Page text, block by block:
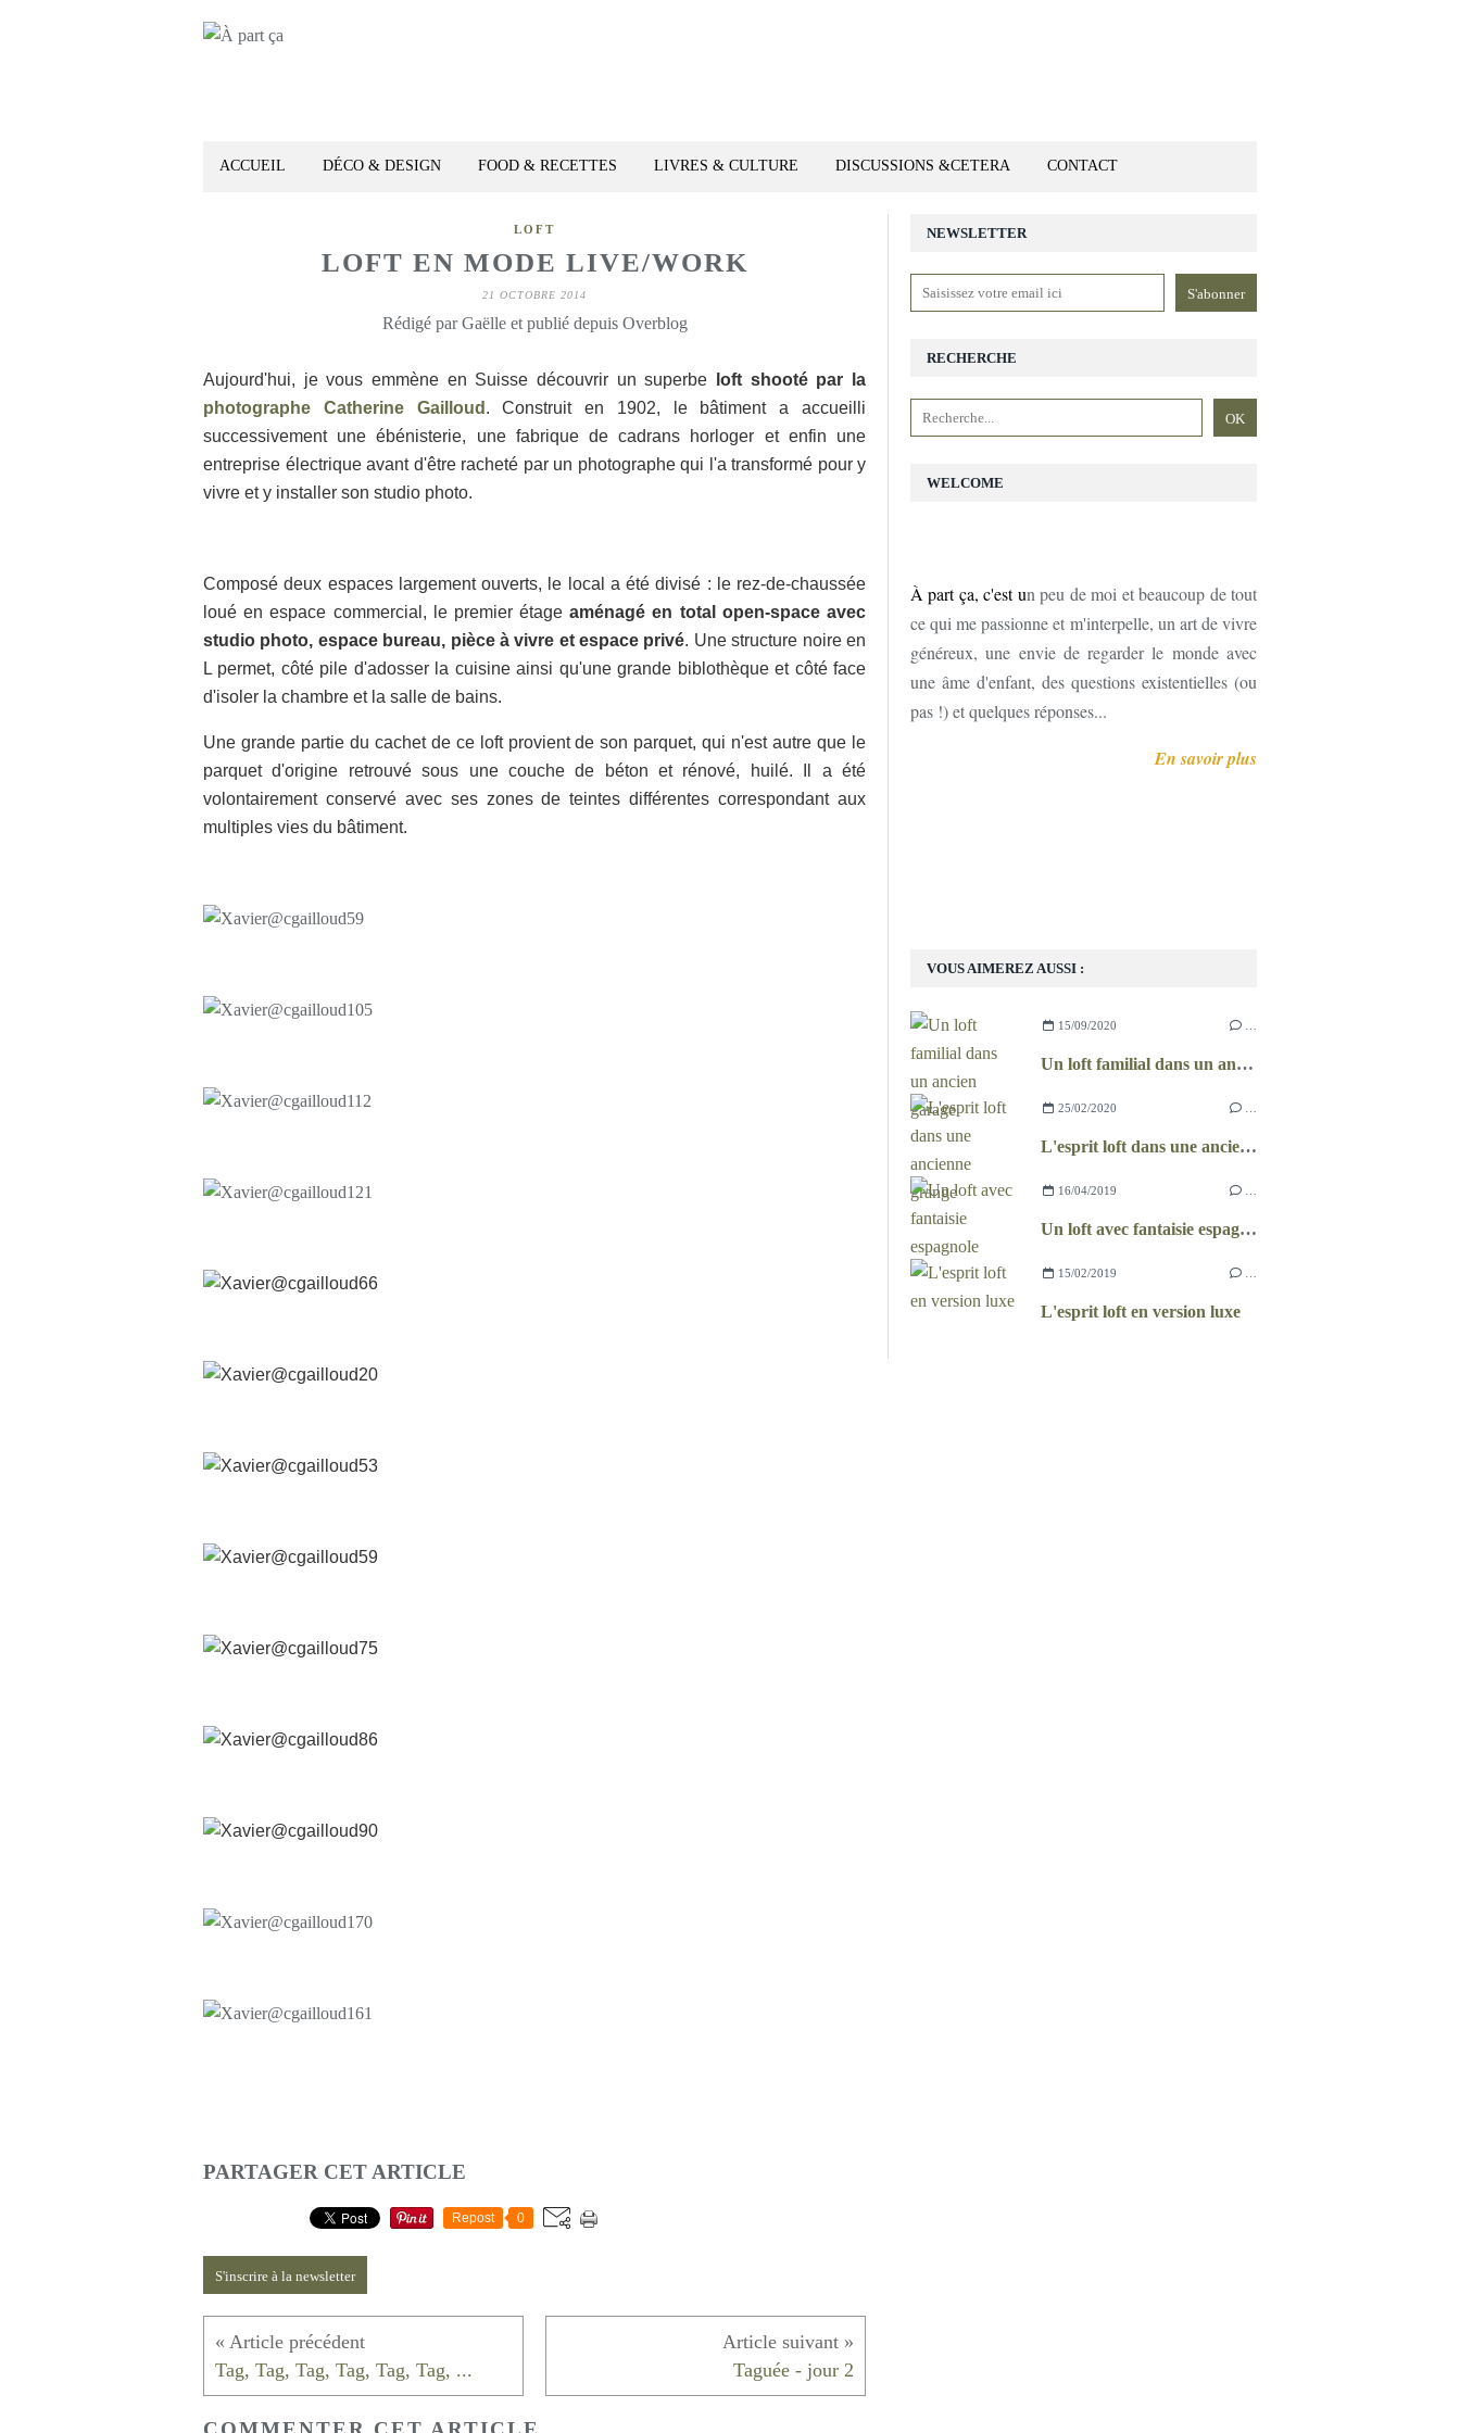
ACCUEIL DÉCO & DESIGN FOOD & RECETTES LIVRES & CULTURE DISCUSSIONS &CETERA CONTACT
LOFT
LOFT EN MODE LIVE/WORK
21 OCTOBRE 2014
Rédigé par Gaëlle et publié depuis Overblog
Aujourd'hui, je vous emmène en Suisse découvrir un superbe
loft shooté par la
photographe Catherine Gailloud . Construit en 1902, le bâtiment a accueilli
successivement une ébénisterie, une fabrique de cadrans horloger et enfin une
entreprise électrique avant d'être racheté par un photographe qui l'a transformé pour y
vivre et y installer son studio photo.
Composé deux espaces largement ouverts, le local a été divisé : le rez-de-chaussée
loué en espace commercial, le premier étageaménagé en total open-space avec
studio photo, espace bureau, pièce à vivre et espace privé. Une structure noire en
L permet, côté pile d'adosser la cuisine ainsi qu'une grande biblothèque et côté face
d'isoler la chambre et la salle de bains.
Une grande partie du cachet de ce loft provient de son parquet, qui n'est autre que le
parquet d'origine retrouvé sous une couche de béton et rénové, huilé. Il a été
volontairement conservé avec ses zones de teintes différentes correspondant aux
multiples vies du bâtiment.
PARTAGER CET ARTICLE
Repost 0
S'inscrire à la newsletter
Tag, Tag, Tag, Tag, Tag, Tag, ... Taguée - jour 2
NEWSLETTER
RECHERCHE
VOUS AIMEREZ AUSSI :
15/09/2020
Un loft familial dans un ancien garage
25/02/2020
L'esprit loft dans une ancienne grange
16/04/2019
Un loft avec fantaisie espagnole
15/02/2019
L'esprit loft en version luxe
WELCOME
À part ça, c'est un peu de moi et beaucoup de tout
ce qui me passionne et m'interpelle, un art de vivre
généreux, une envie de regarder le monde avec
une âme d'enfant, des questions existentielles (ou
pas !) et quelques réponses...
En savoir plus